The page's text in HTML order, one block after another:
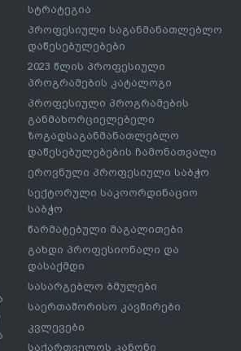
სტრატეგია
პროფესიული საგანმანათლებლო
დაწესებულებები
2023 წლის პროფესიული
პროგრამების კატალოგი
პროფესიული პროგრამების
განმახორციელებელი
ზოგადსაგანმანათლებლო
დაწესებულებების ჩამონათვალი
ეროვნული პროფესიული საბჭო
სექტორული საკოორდინაციო
საბჭო
წარმატებული მაგალითები
გახდი პროფესიონალი და
დასაქმდი
სასარგებლო ბმულები
საერთაშორისო კავშირები
კვლევები
საქართველოს კანონი